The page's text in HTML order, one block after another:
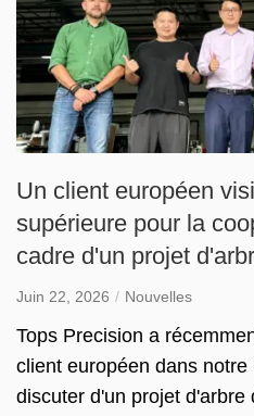
Un client européen
supérieure pour la
cadre d'un projet
Juin 22, 2026 Nouvelles
Tops Precision a
client européen dans
discuter d'un projet